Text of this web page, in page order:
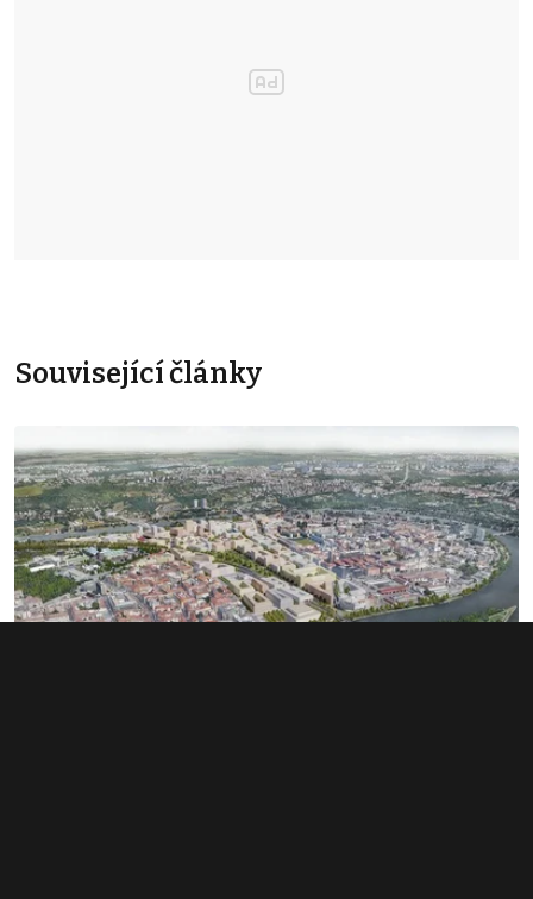
Související články